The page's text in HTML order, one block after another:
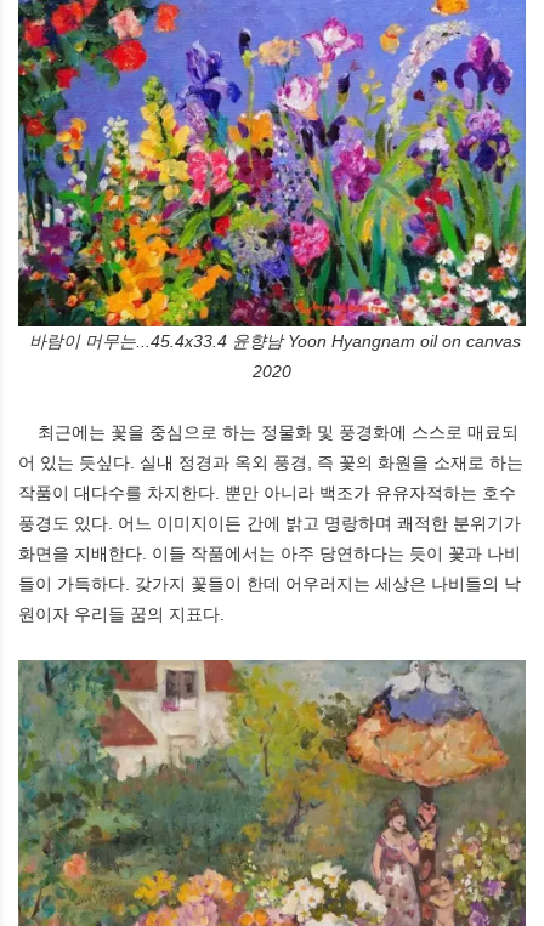
바람이 머무는...45.4x33.4 윤향남 Yoon Hyangnam oil on canvas
2020
최근에는 꽃을 중심으로 하는 정물화 및 풍경화에 스스로 매료되
어 있는 듯싶다. 실내 정경과 옥외 풍경, 즉 꽃의 화원을 소재로 하는
작품이 대다수를 차지한다. 뿐만 아니라 백조가 유유자적하는 호수
풍경도 있다. 어느 이미지이든 간에 밝고 명랑하며 쾌적한 분위기가
화면을 지배한다. 이들 작품에서는 아주 당연하다는 듯이 꽃과 나비
들이 가득하다. 갖가지 꽃들이 한데 어우러지는 세상은 나비들의 낙
원이자 우리들 꿈의 지표다.